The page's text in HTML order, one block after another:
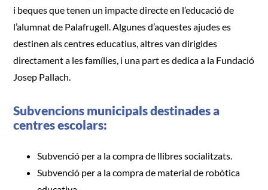
3 – 16 anys
MÉS 16 anys
i beques que tenen un impacte directe en l’educació de
l’alumnat de Palafrugell. Algunes d’aquestes ajudes es
destinen als centres educatius, altres van dirigides
directament a les famílies, i una part es dedica a la Fundació
Josep Pallach.
Subvencions municipals destinades a
centres escolars:
Subvenció per a la compra de llibres socialitzats.
Subvenció per a la compra de material de robòtica